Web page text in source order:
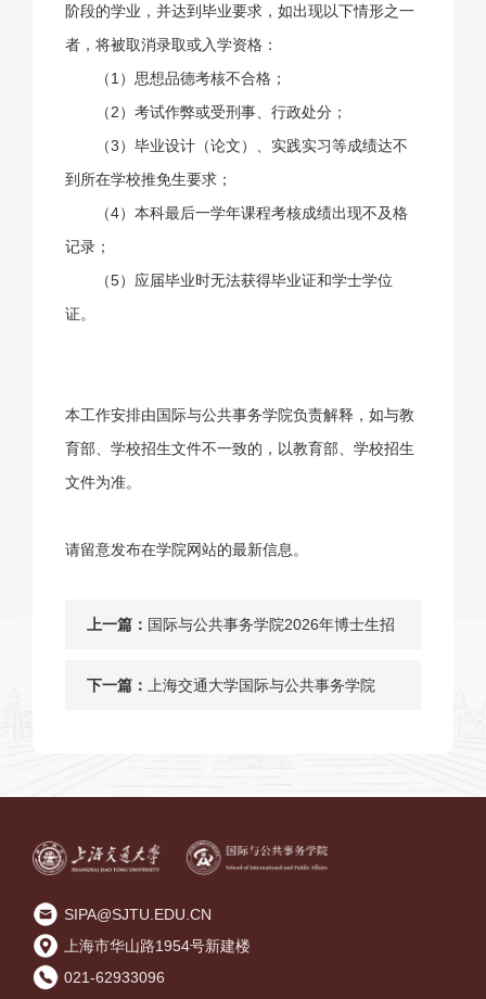
阶段的学业，并达到毕业要求，如出现以下情形之一
者，将被取消录取或入学资格：
（1）思想品德考核不合格；
（2）考试作弊或受刑事、行政处分；
（3）毕业设计（论文）、实践实习等成绩达不
到所在学校推免生要求；
（4）本科最后一学年课程考核成绩出现不及格
记录；
（5）应届毕业时无法获得毕业证和学士学位
证。
本工作安排由国际与公共事务学院负责解释，如与教
育部、学校招生文件不一致的，以教育部、学校招生
文件为准。
请留意发布在学院网站的最新信息。
上一篇： 国际与公共事务学院2026年博士生招
生导师名单（2025年10月30日更新）
下一篇： 上海交通大学国际与公共事务学院
SIPA@SJTU.EDU.CN
上海市华山路1954号新建楼
021-62933096